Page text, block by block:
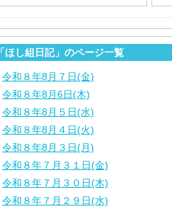
「ほし組日記」のページ一覧
令和８年8月７日(金)
令和８年8月6日(木)
令和８年8月５日(水)
令和８年8月４日(火)
令和８年8月３日(月)
令和８年７月３１日(金)
令和８年７月３０日(木)
令和８年７月２９日(水)